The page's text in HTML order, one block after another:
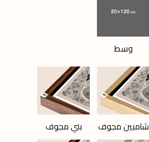
وسط
شامبين مجوف بني مجوف